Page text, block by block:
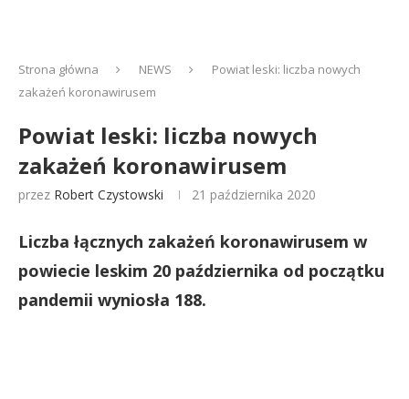
Strona główna NEWS
Powiat leski: liczba nowych
zakażeń koronawirusem
Powiat leski: liczba nowych
zakażeń koronawirusem
przez Robert Czystowski 21 października 2020
Liczba łącznych zakażeń koronawirusem w
powiecie leskim 20 października od początku
pandemii wyniosła 188.